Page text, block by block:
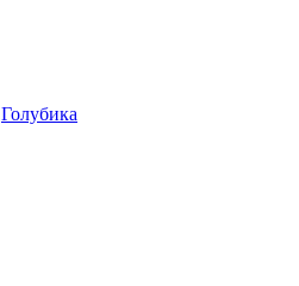
Голубика